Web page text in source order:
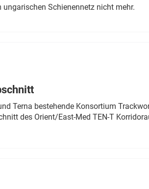
Schienennetz nicht mehr.
Terna bestehende Konsortium
des Orient/East-Med TEN-T